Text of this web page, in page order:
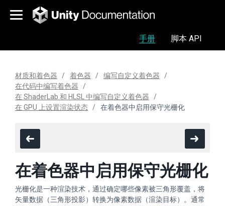
手册 脚本 API
材质和着色器 着色器
编写自定义着色器
在代码中编写着色器
在 ShaderLab 和 HLSL 中编写自定义着色器
在 GPU 上设置渲染状态
在着色器中启用保守光栅化
在着色器中启用保守光栅化
光栅化是一种渲染技术，通过确定哪些像素被三角形覆盖，将
矢量数据（三角形投影）转换为像素数据（渲染目标）。通常